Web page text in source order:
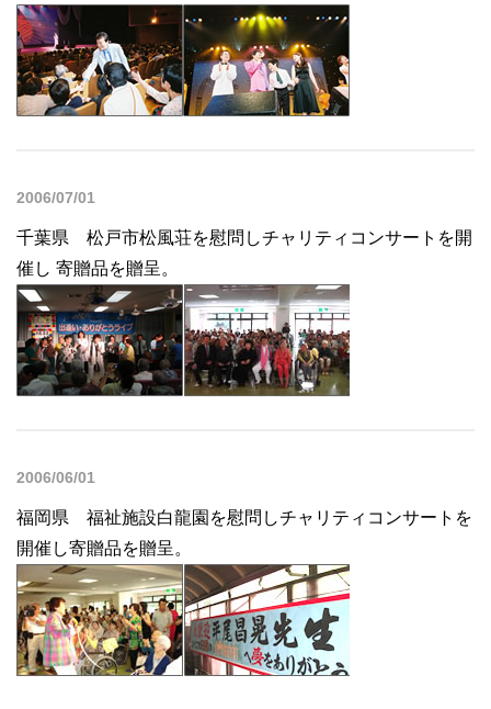
2006/07/01
千葉県 松戸市松風荘を慰問しチャリティコンサートを開
催し 寄贈品を贈呈。
2006/06/01
福岡県 福祉施設白龍園を慰問しチャリティコンサートを
開催し寄贈品を贈呈。